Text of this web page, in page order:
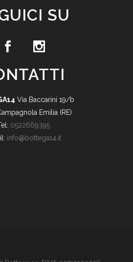
SU
Via Baccarini 19/b
Emilia (RE)
0522669395
info@bottega14.it